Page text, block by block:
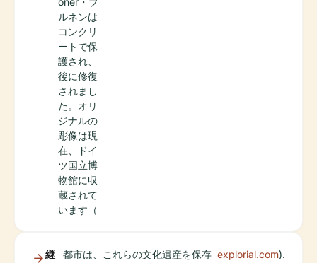
ルネンは
コンクリ
ートで保
護され、
後に修復
されまし
た。オリ
ジナルの
彫像は現
在、ドイ
ツ国立博
物館に収
蔵されて
います（
継 都市は、これらの文化遺産を保存 explorial.com).